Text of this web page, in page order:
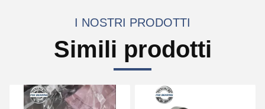
I NOSTRI PRODOTTI
Simili prodotti